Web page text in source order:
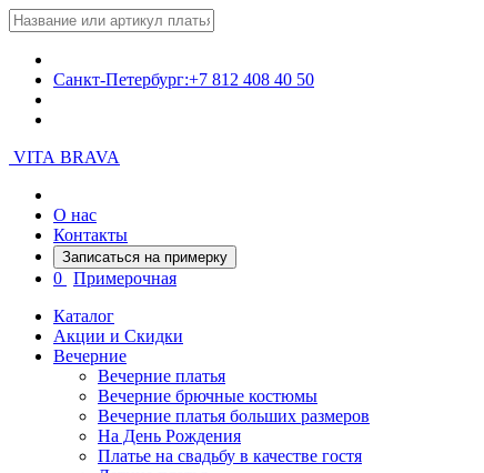
Санкт-Петербург:+7 812 408 40 50
VITA BRAVA
О нас
Контакты
Записаться на примерку
0 Примерочная
Каталог
Акции и Скидки
Вечерние
Вечерние платья
Вечерние брючные костюмы
Вечерние платья больших размеров
На День Рождения
Платье на свадьбу в качестве гостя